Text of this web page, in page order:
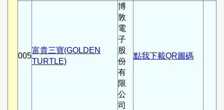
005
富貴三寶(GOLDEN
TURTLE)
博
敦
電
子
股
份
有
限
公
司
點我下載QR圖碼